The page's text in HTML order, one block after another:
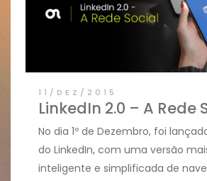
11/DEZ/2015
LinkedIn 2.0 – A Rede
No dia 1º de Dezembro, foi
do LinkedIn, com uma versão
inteligente e simplificada de